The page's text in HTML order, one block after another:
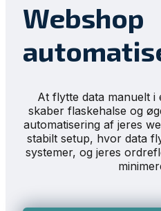
Webshop
At flytte data manuelt i
skaber flaskehalse og
automatisering af jeres
stabilt setup, hvor data
systemer, og jeres